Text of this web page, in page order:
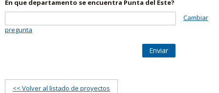
En que departamento se encuentra Punta del Este?
Cambiar
pregunta
Enviar
<< Volver al listado de proyectos